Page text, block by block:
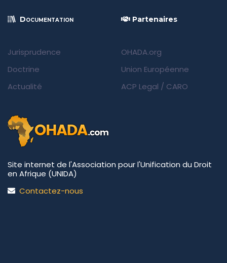
Documentation
Jurisprudence
Doctrine
Actualité
Partenaires
OHADA.org
Union Européenne
ACP Legal / CARO
Site internet de l'Association pour l'Unification du Droit
en Afrique (UNIDA)
Contactez-nous